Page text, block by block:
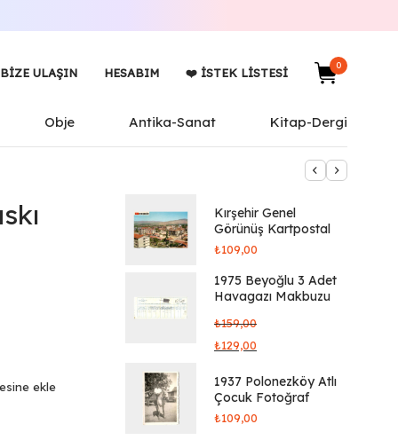
BIZE ULAŞIN HESABIM ❤️ İSTEK LISTESI
0
Obje Antika-Sanat Kitap-Dergi
ekle
Kırşehir Genel
Görünüş Kartpostal
₺109,00
1975 Beyoğlu 3 Adet
Havagazı Makbuzu
₺159,00
₺129,00
1937 Polonezköy Atlı
Çocuk Fotoğraf
₺109,00